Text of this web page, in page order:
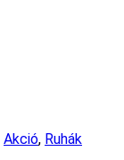
Akció, Ruhák